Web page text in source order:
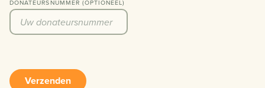
DONATEURSNUMMER (OPTIONEEL)
Verzenden